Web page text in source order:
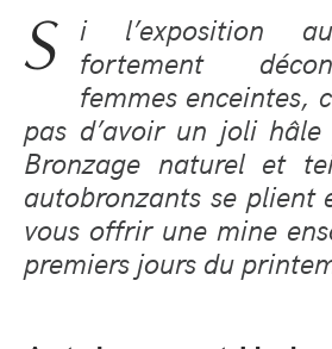
S i l’exposition
fortement
femmes enceintes,
pas d’avoir un joli hâle
Bronzage naturel et
autobronzants se plient
vous offrir une mine
premiers jours du